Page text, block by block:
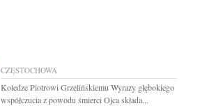
CZĘSTOCHOWA
Koledze Piotrowi Grzelińskiemu Wyrazy głębokiego
współczucia z powodu śmierci Ojca składa...